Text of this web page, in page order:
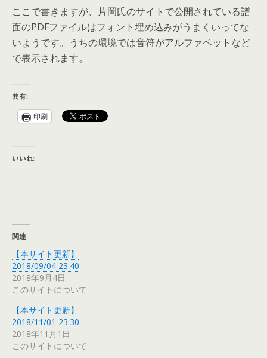
ここで書きますが、片岡氏のサイトで公開されている譜
面のPDFファイルはフォント埋め込みがうまくいってな
いようです。うちの環境では音符がアルファベットなど
で表示されます。
共有:
印刷
いいね:
関連
【本サイト更新】
2018/09/04 23:40
2018年9月4日
このサイトについて
【本サイト更新】
2018/11/01 23:30
2018年11月1日
このサイトについて